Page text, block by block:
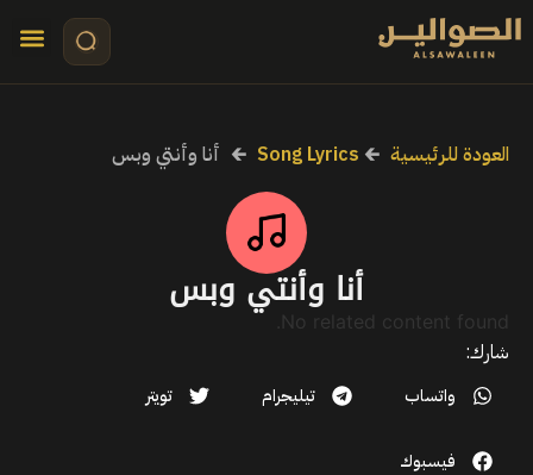
العودة للرئيسية 🡰
Song Lyrics
🡰 أنا وأنتي وبس
أنا وأنتي وبس
No related content found.
شارك:
واتساب تيليجرام تويتر
فيسبوك